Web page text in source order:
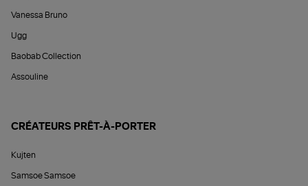
Vanessa Bruno
Ugg
Baobab Collection
Assouline
CRÉATEURS PRÊT-À-PORTER
Kujten
Samsoe Samsoe